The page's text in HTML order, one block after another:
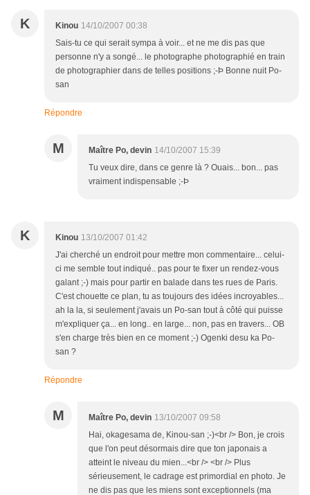
K Kinou 14/10/2007 00:38
Sais-tu ce qui serait sympa à voir... et ne me dis pas que
personne n'y a songé... le photographe photographié en train
de photographier dans de telles positions ;-Þ Bonne nuit Po-
san
Répondre
M Maître Po, devin 14/10/2007 15:39
Tu veux dire, dans ce genre là ? Ouais... bon... pas
vraiment indispensable ;-Þ
K Kinou 13/10/2007 01:42
J'ai cherché un endroit pour mettre mon commentaire... celui-
ci me semble tout indiqué.. pas pour te fixer un rendez-vous
galant ;-) mais pour partir en balade dans tes rues de Paris.
C'est chouette ce plan, tu as toujours des idées incroyables...
ah la la, si seulement j'avais un Po-san tout à côté qui puisse
m'expliquer ça... en long.. en large... non, pas en travers... OB
s'en charge très bien en ce moment ;-) Ogenki desu ka Po-
san ?
Répondre
M Maître Po, devin 13/10/2007 09:58
Hai, okagesama de, Kinou-san ;-)<br /> Bon, je crois
que l'on peut désormais dire que ton japonais a
atteint le niveau du mien...<br /> <br /> Plus
sérieusement, le cadrage est primordial en photo. Je
ne dis pas que les miens sont exceptionnels (ma